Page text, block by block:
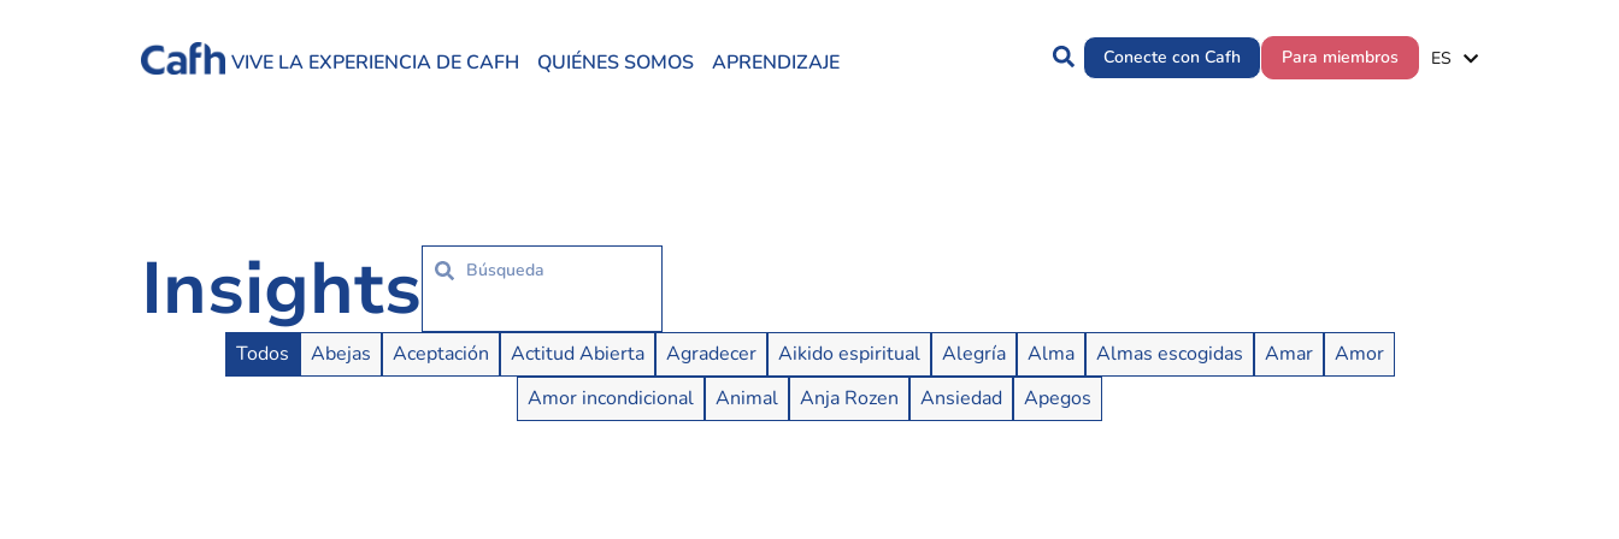
VIVE LA EXPERIENCIA DE CAFH QUIÉNES SOMOS APRENDIZAJE Conecte con Cafh Para miembros ES
PT
Insights
Insights Buttons
Todos Abejas Aceptación Actitud Abierta Agradecer Aikido espiritual Alegría Alma Almas escogidas Amar
Amor
Amor incondicional
Animal Anja Rozen Ansiedad Apegos